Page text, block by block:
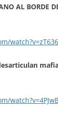
AL BORDE